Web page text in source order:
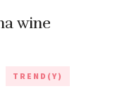
wine
TREND(Y)